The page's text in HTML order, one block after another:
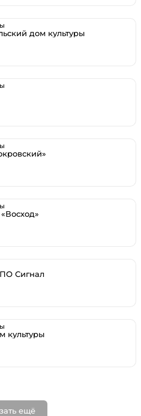
дом культуры
Сигнал
культуры
ещё